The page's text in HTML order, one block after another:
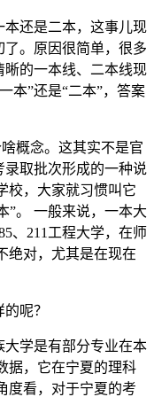
还是二本，这事儿现
。原因很简单，很多
的一本线、二本线现
本”还是“二本”，答案
概念。这其实不是官
取批次形成的一种说
校，大家就习惯叫它
”。 一般来说，一本大
、211工程大学，在师
绝对，尤其是在现在
呢？
学是有部分专业在本
据，它在宁夏的理科
度看，对于宁夏的考